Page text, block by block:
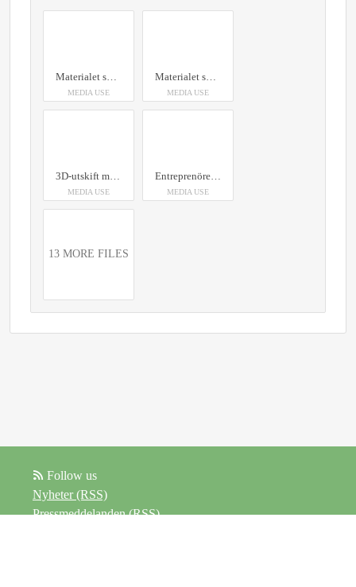
Materialet som främst används på The Wood Region är biokomposit. En blandning av sågspån och bioplast.
MEDIA USE
Materialet som främst används på The Wood Region är biokomposit. En blandning av sågspån och bioplast.
MEDIA USE
3D-utskift med ett träbaserat material kallat biokompisit hos The Wood Region. Foto: Paper Province
MEDIA USE
Entreprenörer från hela Sverige kommer till Sysslebäck för att skapa 3D-utsrifter av biokomposit. Med den nya utbildningen blir dragkraften till 3D-tekniken och Torsby kommun ännu starkare. Foto: Paper Province.
MEDIA USE
13 MORE FILES
Follow us
Nyheter (RSS)
Pressmeddelanden (RSS)